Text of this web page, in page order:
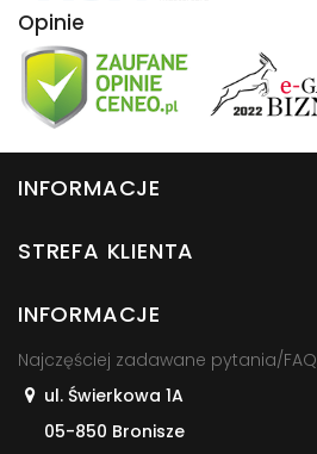
Opinie
INFORMACJE
STREFA KLIENTA
INFORMACJE
Najczęściej zadawane pytania/FAQ
ul. Świerkowa 1A
05-850 Bronisze